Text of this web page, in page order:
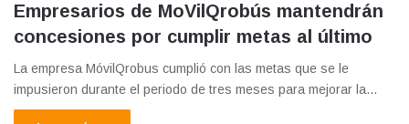
Empresarios de MoVilQrobús mantendrán
concesiones por cumplir metas al último
La empresa MóvilQrobus cumplió con las metas que se le
impusieron durante el periodo de tres meses para mejorar la…